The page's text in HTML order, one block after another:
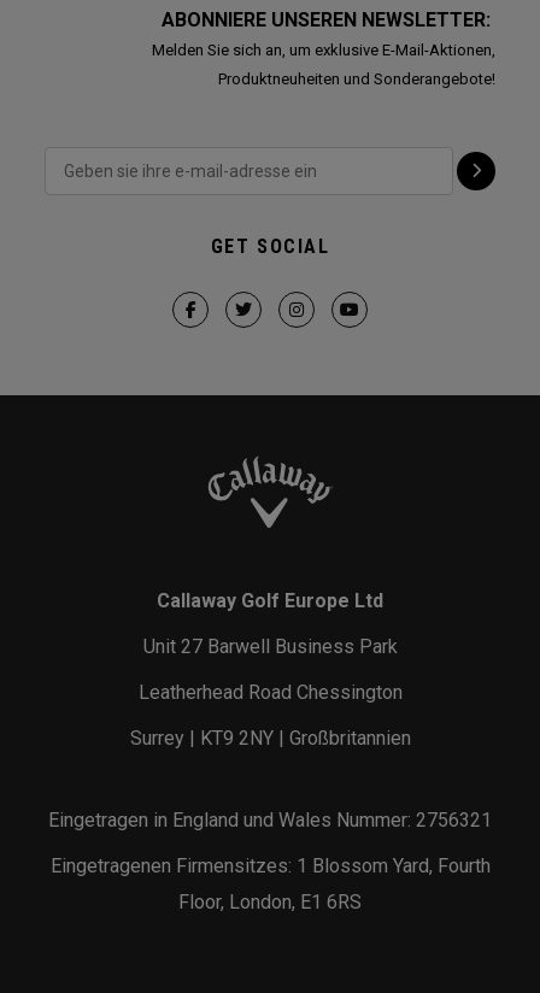
ABONNIERE UNSEREN NEWSLETTER:
Melden Sie sich an, um exklusive E-Mail-Aktionen,
Produktneuheiten und Sonderangebote!
GET SOCIAL
Callaway Golf Europe Ltd
Unit 27 Barwell Business Park
Leatherhead Road Chessington
Surrey | KT9 2NY | Großbritannien
Eingetragen in England und Wales Nummer: 2756321
Eingetragenen Firmensitzes: 1 Blossom Yard, Fourth
Floor, London, E1 6RS